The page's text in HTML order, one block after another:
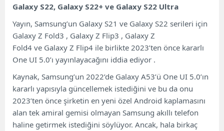
Galaxy S22, Galaxy S22+ ve Galaxy S22 Ultra
Yayın, Samsung’un Galaxy S21 ve Galaxy S22 serileri için
Galaxy Z Fold3 , Galaxy Z Flip3 , Galaxy Z
Fold4 ve Galaxy Z Flip4 ile birlikte 2023’ten önce kararlı
One UI 5.0’ı yayınlayacağını iddia ediyor .
Kaynak, Samsung’un 2022’de Galaxy A53’ü One UI 5.0’ın
kararlı yapısıyla güncellemek istediğini ve bu da onu
2023’ten önce şirketin en yeni özel Android kaplamasını
alan tek amiral gemisi olmayan Samsung akıllı telefon
haline getirmek istediğini söylüyor. Ancak, hala birkaç